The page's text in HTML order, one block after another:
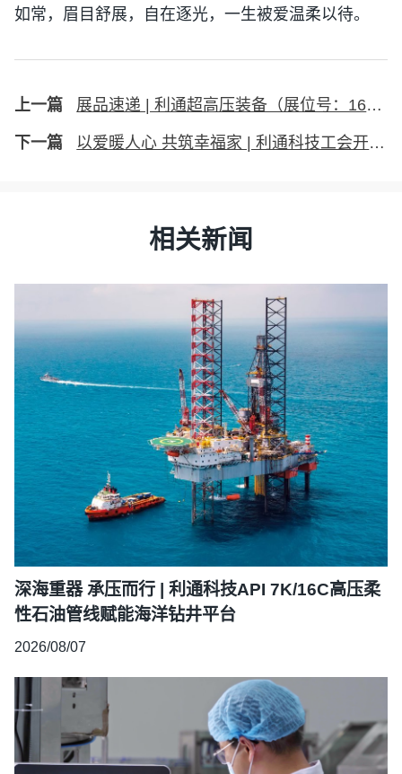
如常，眉目舒展，自在逐光，一生被爱温柔以待。
展品速递 | 利通超高压装备（展位号：16T126）与你相约共聚第十八届深圳国际电池技术交流会/展览会（CIBF 2026）
以爱暖人心 共筑幸福家 | 利通科技工会开展困难职工慰问活动
相关新闻
深海重器 承压而行 | 利通科技API 7K/16C高压柔
性石油管线赋能海洋钻井平台
2026/08/07